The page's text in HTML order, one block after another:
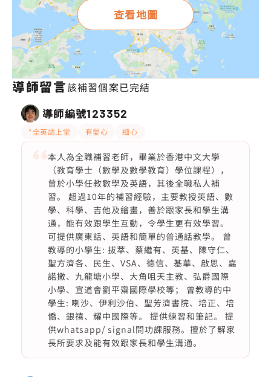
查看地圖
導師留言該補習個案已完結
導師編號123352
*全英語上堂 有愛心 細心
本人為全職補習老師，畢業於香港中文大學
（教育學士（數學及數學教育）學位課程），
曾於小學任教數學及英語，其後全職私人補
習。 超過10年的補習經驗，主要教授英語、數
學、科學、吉他及繪畫，善於跟家長和學生溝
通，能有效跟學生互動，令學生更有效學習。
可提供廣東話、英語和簡單的普通話教學。 曾
教導的小學生: 拔萃、蔡繼有、英基、陳守仁、
聖方濟各、民生、VSA、德信、基華、啟思、嘉
諾撒、九龍塘小學、大角咀天主教、弘爵國際
小學、宣道會劉平齋國際學校等； 曾教導的中
學生: 喇沙、伊利沙伯、聖芳濟書院、培正、培
僑、銀禧、耀中國際等。 提供練習和筆記。 提
供whatsapp/ signal問功課服務。擅於了解家
長所要求及能有效跟家長和學生溝通。